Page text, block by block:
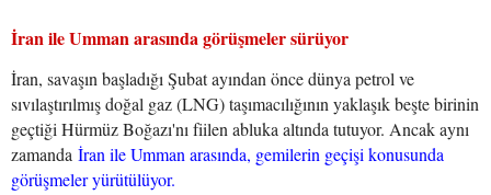
İran ile Umman arasında görüşmeler sürüyor
İran, savaşın başladığı Şubat ayından önce dünya petrol ve
sıvılaştırılmış doğal gaz (LNG) taşımacılığının yaklaşık beşte birinin
geçtiği Hürmüz Boğazı'nı fiilen abluka altında tutuyor. Ancak aynı
zamanda İran ile Umman arasında, gemilerin geçişi konusunda
görüşmeler yürütülüyor.